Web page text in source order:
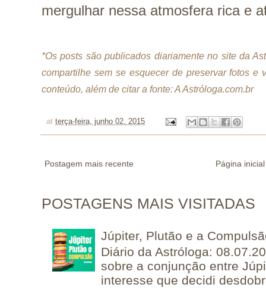
mergulhar nessa atmosfera rica e
*Os posts são publicados diariamente no site da
compartilhe sem se esquecer de preservar fotos e
conteúdo, além de citar a fonte: A Astróloga.com.br
at terça-feira, junho 02, 2015
Postagem mais recente Página inicial
POSTAGENS MAIS VISITADAS
Júpiter, Plutão e a
Diário da Astróloga:
sobre a conjunção entre
interesse que decidi